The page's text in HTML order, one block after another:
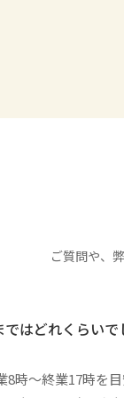
ご質問や、
はどれくらいで
8時〜終業17時を